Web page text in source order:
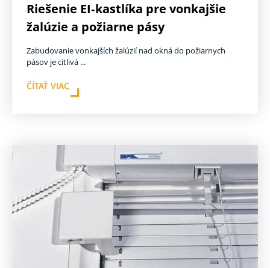
Riešenie EI‑kastlíka pre vonkajšie
žalúzie a požiarne pásy
Zabudovanie vonkajších žalúzií nad okná do požiarnych
pásov je citlivá ...
ČÍTAŤ VIAC